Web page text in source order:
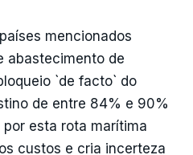
mencionados
abastecimento de
`de facto` do
de entre 84% e 90%
esta rota marítima
custos e cria incerteza